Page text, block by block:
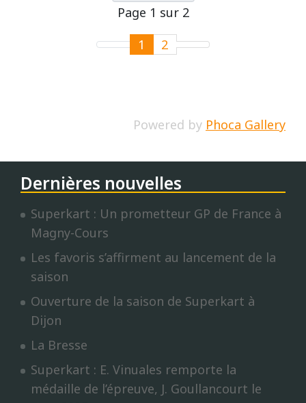
Page 1 sur 2
1
2
Powered by Phoca Gallery
Dernières nouvelles
Superkart : Un prometteur GP de France à
Magny-Cours
Les favoris s’affirment au lancement de la
saison
Ouverture de la saison de Superkart à
Dijon
La Bresse
Superkart : E. Vinuales remporte la
médaille de l’épreuve, J. Goullancourt le